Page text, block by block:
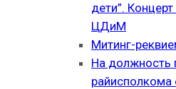
дети”.
ЦДиМ
Митинг-
На должность
райисполкома